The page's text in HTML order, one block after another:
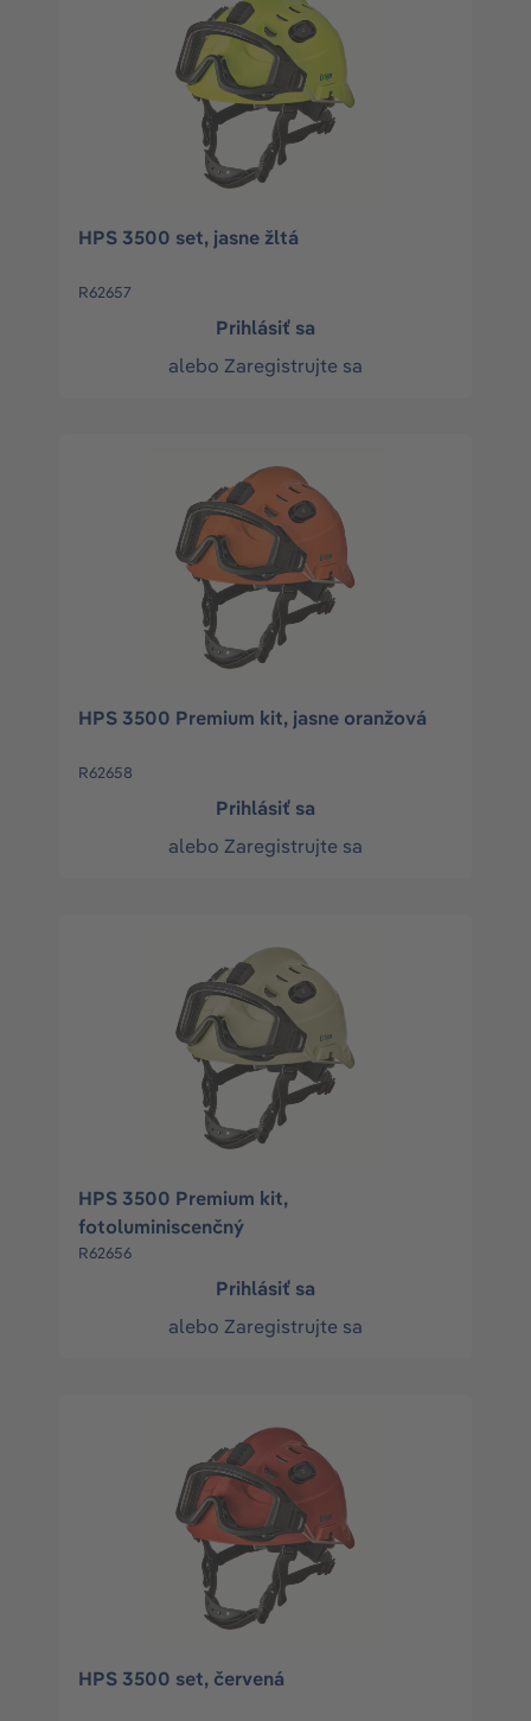
HPS 3500 set, jasne žltá
R62657
Prihlásiť sa
alebo Zaregistrujte sa
HPS 3500 Premium kit, jasne oranžová
R62658
Prihlásiť sa
alebo Zaregistrujte sa
HPS 3500 Premium kit,
fotoluminiscenčný
R62656
Prihlásiť sa
alebo Zaregistrujte sa
HPS 3500 set, červená